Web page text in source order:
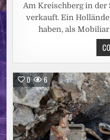
Am Kreischberg in der
verkauft. Ein
haben, als
0 6